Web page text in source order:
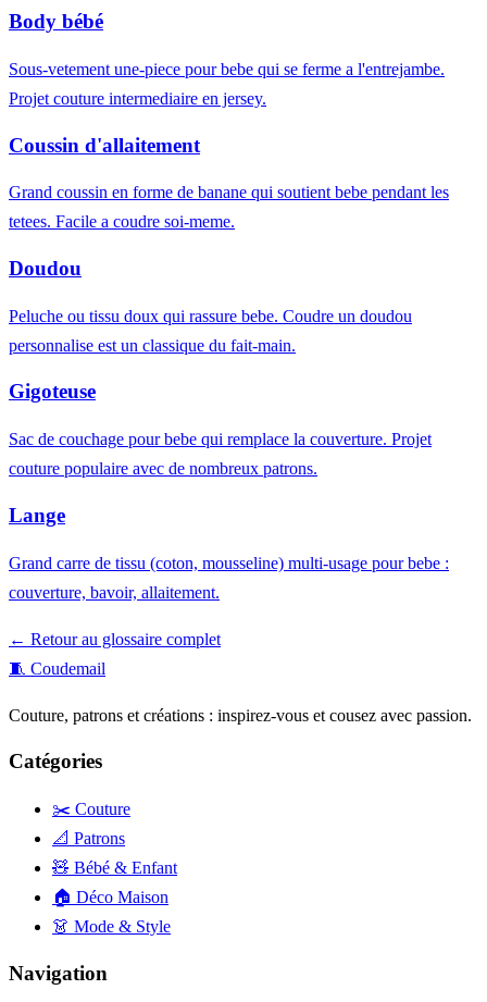
Body bébé
Sous-vetement une-piece pour bebe qui se ferme a l'entrejambe.
Projet couture intermediaire en jersey.
Coussin d'allaitement
Grand coussin en forme de banane qui soutient bebe pendant les
tetees. Facile a coudre soi-meme.
Doudou
Peluche ou tissu doux qui rassure bebe. Coudre un doudou
personnalise est un classique du fait-main.
Gigoteuse
Sac de couchage pour bebe qui remplace la couverture. Projet
couture populaire avec de nombreux patrons.
Lange
Grand carre de tissu (coton, mousseline) multi-usage pour bebe :
couverture, bavoir, allaitement.
← Retour au glossaire complet
🧵 Coudemail
Couture, patrons et créations : inspirez-vous et cousez avec passion.
Catégories
✂️ Couture
📐 Patrons
🧸 Bébé & Enfant
🏠 Déco Maison
👗 Mode & Style
Navigation